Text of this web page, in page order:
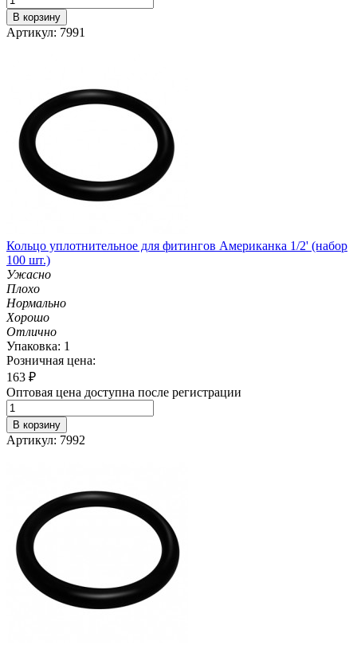
В корзину
Артикул: 7991
Кольцо уплотнительное для фитингов Американка 1/2' (набор
100 шт.)
Ужасно
Плохо
Нормально
Хорошо
Отлично
Упаковка: 1
Розничная цена:
163 ₽
Оптовая цена доступна после регистрации
В корзину
Артикул: 7992